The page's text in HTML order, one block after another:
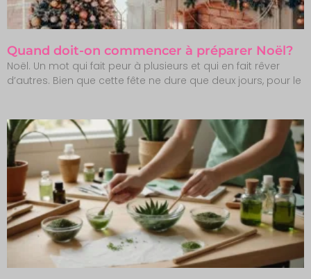
Quand doit-on commencer à préparer Noël?
Noël. Un mot qui fait peur à plusieurs et qui en fait rêver
d’autres. Bien que cette fête ne dure que deux jours, pour le